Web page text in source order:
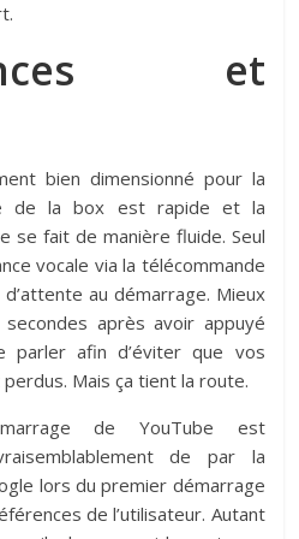
et
bien dimensionné pour la
de la box est rapide et la
se fait de manière fluide. Seul
vocale via la télécommande
au démarrage. Mieux
après avoir appuyé
parler afin d’éviter que vos
Mais ça tient la route.
de YouTube est
de par la
lors du premier démarrage
de l’utilisateur. Autant